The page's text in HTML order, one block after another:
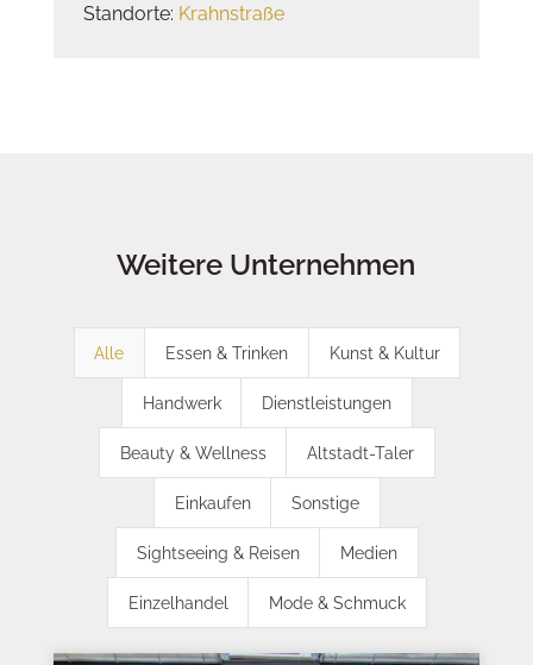
Standorte: Krahnstraße
Weitere Unternehmen
Alle Essen & Trinken Kunst & Kultur
Handwerk Dienstleistungen
Beauty & Wellness Altstadt-Taler
Einkaufen Sonstige
Sightseeing & Reisen Medien
Einzelhandel Mode & Schmuck